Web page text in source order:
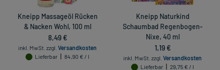
Kneipp Massageöl Rücken
& Nacken Wohl, 100 ml
8,49 €
inkl. MwSt. zzgl. Versandkosten
Lieferbar
84,90 € / l
Kneipp Naturkind
Schaumbad Regenbogen-
Nixe, 40 ml
1,19 €
inkl. MwSt. zzgl. Versandkosten
Lieferbar
29,75 € / l